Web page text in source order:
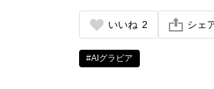
いいね 2 シェ
#AIグラビア